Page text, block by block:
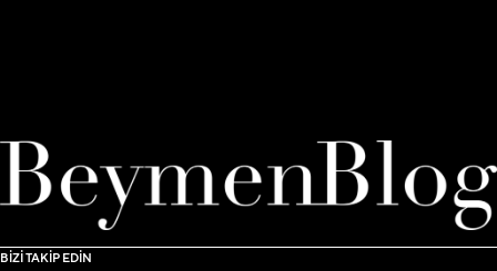
BİZİ TAKİP EDİN